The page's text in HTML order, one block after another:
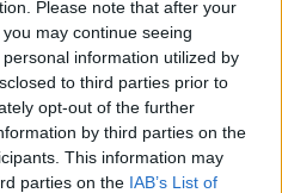
Please note that after your
may continue seeing
information utilized by
to third parties prior to
opt-out of the further
by third parties on the
This information may
parties on the IAB’s List of
Ügyeletelveszett-talált
groups/1495829884322214/
dologra kérjük figyeljen a
segíteni:
meg, akkor az a poszt